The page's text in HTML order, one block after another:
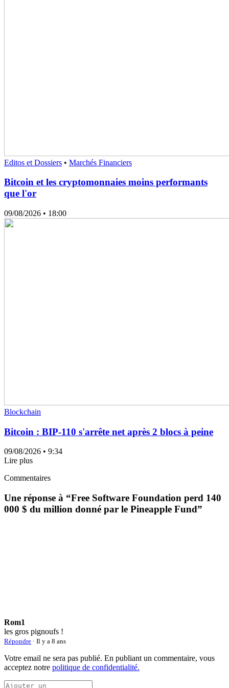
Editos et Dossiers • Marchés Financiers
Bitcoin et les cryptomonnaies moins performants
que l'or
09/08/2026 • 18:00
Blockchain
Bitcoin : BIP-110 s'arrête net après 2 blocs à peine
09/08/2026 • 9:34
Lire plus
Commentaires
Une réponse à “Free Software Foundation perd 140
000 $ du million donné par le Pineapple Fund”
Rom1
les gros pignoufs !
Répondre · Il y a 8 ans
Votre email ne sera pas publié. En publiant un commentaire, vous
acceptez notre politique de confidentialité.